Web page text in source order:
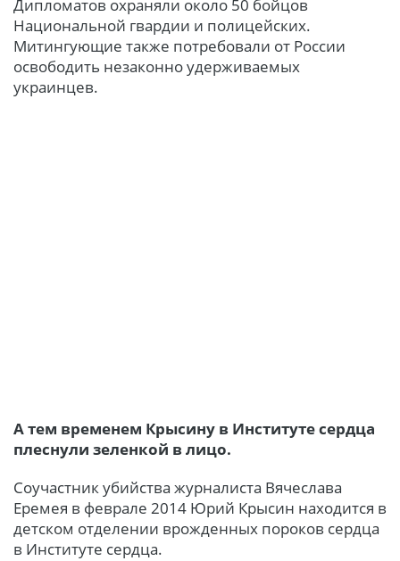
Дипломатов охраняли около 50 бойцов
Национальной гвардии и полицейских.
Митингующие также потребовали от России
освободить незаконно удерживаемых
украинцев.
А тем временем Крысину в Институте сердца
плеснули зеленкой в ​​лицо.
Соучастник убийства журналиста Вячеслава
Еремея в феврале 2014 Юрий Крысин находится в
детском отделении врожденных пороков сердца
в Институте сердца.